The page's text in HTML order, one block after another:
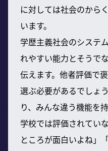
に対しては社会のから
います。
学歴主義社会のシステ
れやすい能力とそうで
伝えます。他者評価で
選ぶ必要があるでしょ
り、みんな違う機能を
学校では評価されてい
ところが面白いよね」